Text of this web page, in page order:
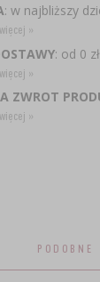
: w najbliższy
»
: od 0
»
ZWROT
»
PODOBNE